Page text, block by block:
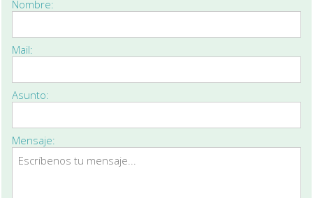
Nombre:
Mail:
Asunto:
Mensaje: